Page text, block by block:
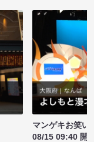
マンゲキお笑い
08/15 09:40 開